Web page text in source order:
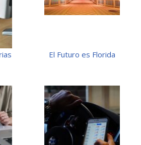
El Futuro es Florida